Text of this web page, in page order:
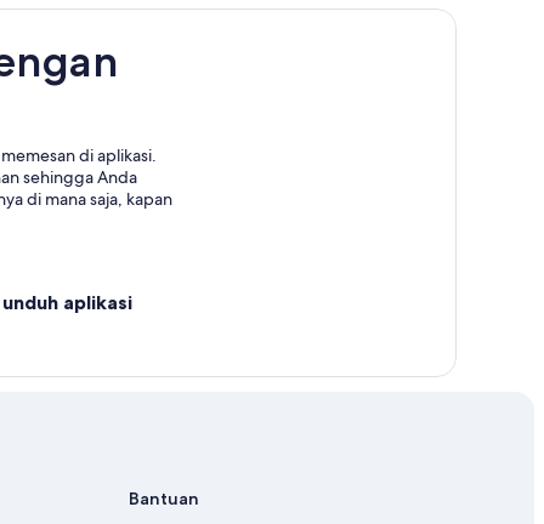
di aplikasi.
sehingga Anda
di mana saja, kapan
aplikasi
Bantuan